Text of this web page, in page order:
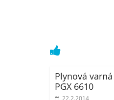
bazény
Plynová
PGX 6610
22.2.2014